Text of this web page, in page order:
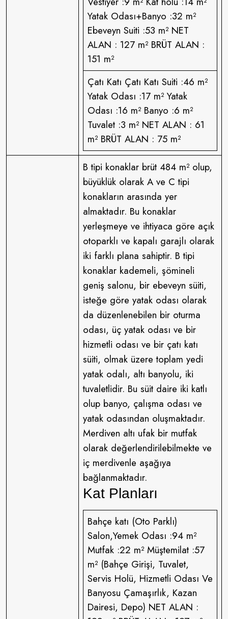
Yatak Odası+Banyo :32 m²
Ebeveyn Suiti :53 m² NET
ALAN : 127 m² BRÜT ALAN :
151 m²
Çatı Katı Çatı Katı Suiti :46 m²
Yatak Odası :17 m² Yatak
Odası :16 m² Banyo :6 m²
Tuvalet :3 m² NET ALAN : 61
m² BRÜT ALAN : 75 m²
B tipi konaklar brüt 484 m² olup,
büyüklük olarak A ve C tipi
konakların arasında yer
almaktadır. Bu konaklar
yerleşmeye ve ihtiyaca göre açık
otoparklı ve kapalı garajlı olarak
iki farklı plana sahiptir. B tipi
konaklar kademeli, şömineli
geniş salonu, bir ebeveyn süiti,
isteğe göre yatak odası olarak
da düzenlenebilen bir oturma
odası, üç yatak odası ve bir
hizmetli odası ve bir çatı katı
süiti, olmak üzere toplam yedi
yatak odalı, altı banyolu, iki
tuvaletlidir. Bu süit daire iki katlı
olup banyo, çalışma odası ve
yatak odasından oluşmaktadır.
Merdiven altı ufak bir mutfak
olarak değerlendirilebilmekte ve
iç merdivenle aşağıya
bağlanmaktadır.
Kat Planları
Bahçe katı (Oto Parklı)
Salon,Yemek Odası :94 m²
Mutfak :22 m² Müştemilat :57
m² (Bahçe Girişi, Tuvalet,
Servis Holü, Hizmetli Odası Ve
Banyosu Çamaşırlık, Kazan
Dairesi, Depo) NET ALAN :